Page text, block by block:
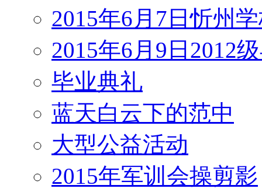
2015年6月7日忻州
2015年6月9日2012
毕业典礼
蓝天白云下的范中
大型公益活动
2015年军训会操剪影